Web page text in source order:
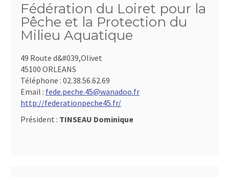
Fédération du Loiret pour la
Pêche et la Protection du
Milieu Aquatique
49 Route d&#039,Olivet
45100 ORLEANS
Téléphone : 02.38.56.62.69
Email : fede.peche.45@wanadoo.fr
http://federationpeche45.fr/
Président : TINSEAU Dominique